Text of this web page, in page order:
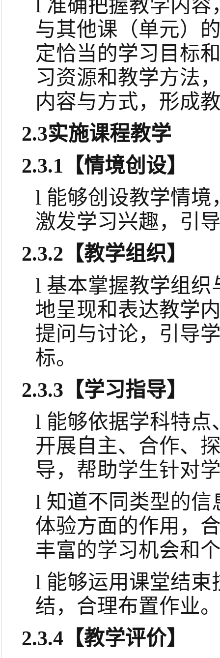
l 准确把握教学内
与其他课（单元）
定恰当的学习目标
习资源和教学方法
内容与方式，形成
2.3实施课程教学
2.3.1 【情境创设】
l 能够创设教学情
激发学习兴趣，引
2.3.2 【教学组织】
l 基本掌握教学组
地呈现和表达教学
提问与讨论，引导
标。
2.3.3 【学习指导】
l 能够依据学科特
开展自主、合作、
导，帮助学生针对
l 知道不同类型的
体验方面的作用，
丰富的学习机会和
l 能够运用课堂结
结，合理布置作业
2.3.4 【教学评价】